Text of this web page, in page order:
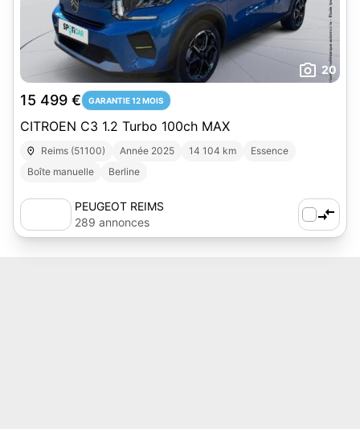
20
15 499 € GARANTIE 12 MOIS
CITROEN C3 1.2 Turbo 100ch MAX
Reims (51100) Année 2025 14 104 km
Essence
Boîte manuelle
Berline
PEUGEOT REIMS
289 annonces